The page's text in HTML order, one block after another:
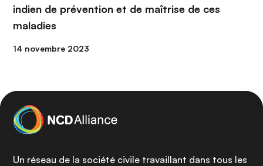
indien de prévention et de maîtrise de ces
maladies
14 novembre 2023
Un réseau de la société civile travaillant dans tous les